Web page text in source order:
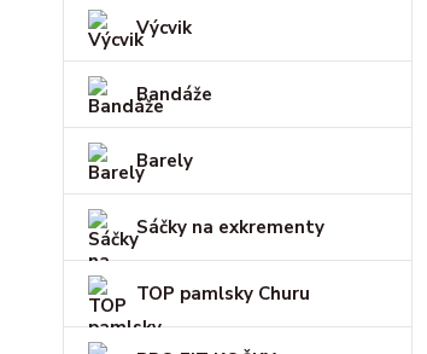
Výcvik
Bandáže
Barely
Sáčky na exkrementy
TOP pamlsky Churu